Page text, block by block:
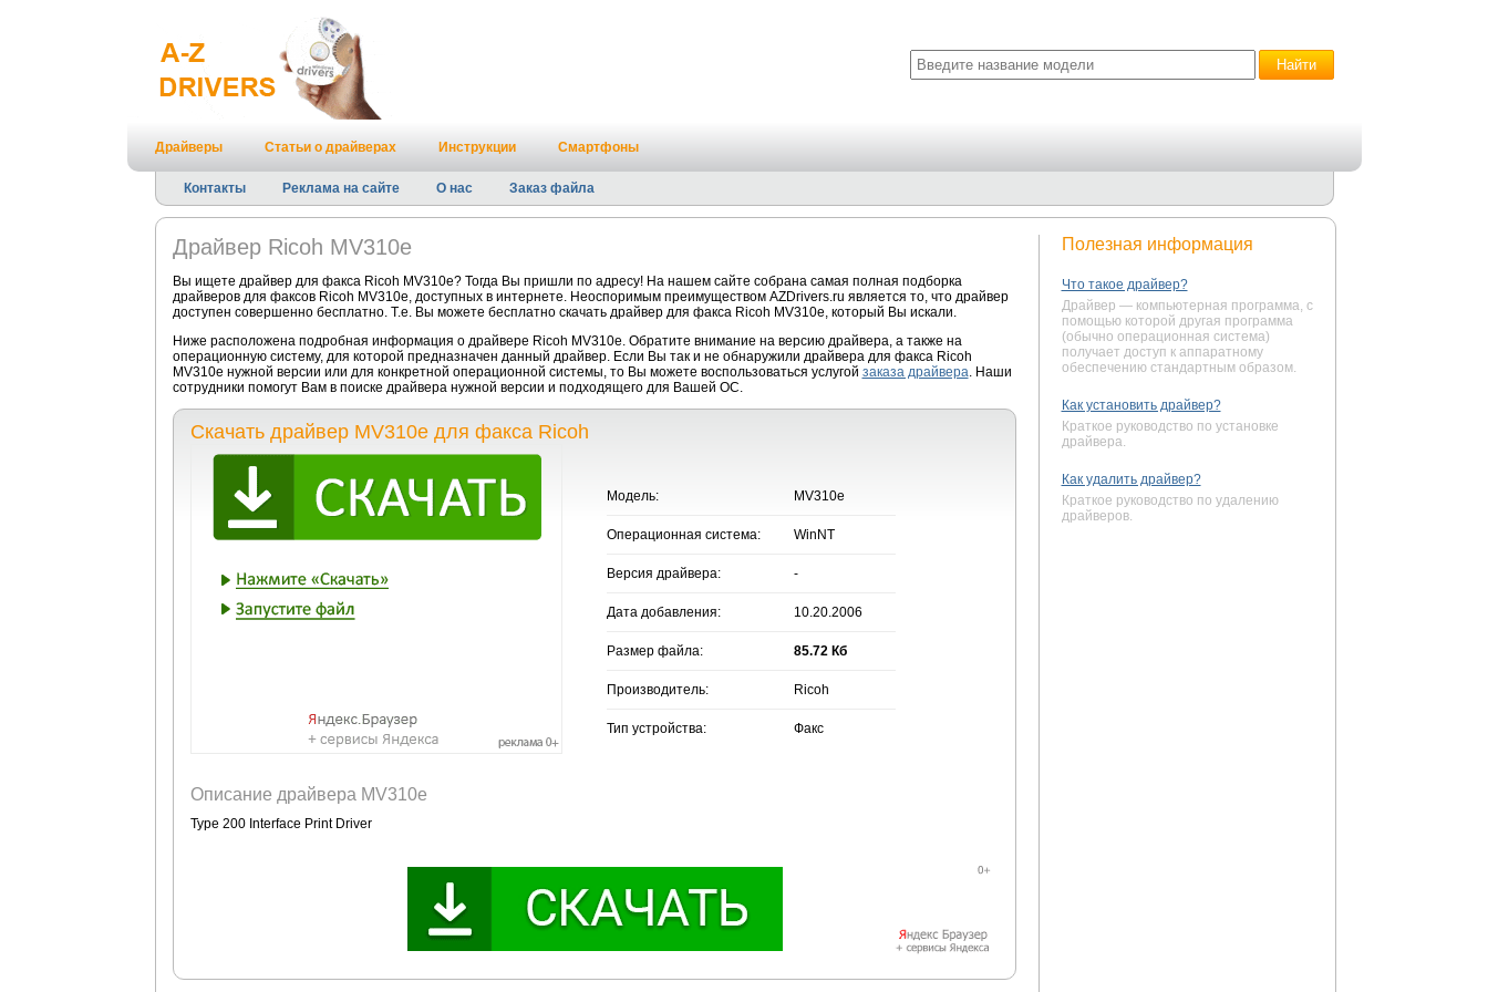
Драйверы Статьи о драйверах Инструкции Смартфоны
Контакты Реклама на сайте О нас Заказ файла
Драйвер Ricoh MV310e
Вы ищете драйвер для факса Ricoh MV310e? Тогда Вы пришли по адресу! На нашем сайте собрана самая полная подборка
драйверов для факсов Ricoh MV310e, доступных в интернете. Неоспоримым преимуществом AZDrivers.ru является то, что драйвер
доступен совершенно бесплатно. Т.е. Вы можете бесплатно скачать драйвер для факса Ricoh MV310e, который Вы искали.
Ниже расположена подробная информация о драйвере Ricoh MV310e. Обратите внимание на версию драйвера, а также на
операционную систему, для которой предназначен данный драйвер. Если Вы так и не обнаружили драйвера для факса Ricoh
MV310e нужной версии или для конкретной операционной системы, то Вы можете воспользоваться услугой заказа драйвера. Наши
сотрудники помогут Вам в поиске драйвера нужной версии и подходящего для Вашей ОС.
Скачать драйвер MV310e для факса Ricoh
Модель: MV310e
Операционная система: WinNT
Версия драйвера: -
Дата добавления: 10.20.2006
Размер файла: 85.72 Кб
Производитель: Ricoh
Тип устройства: Факс
Описание драйвера MV310e
Type 200 Interface Print Driver
Полезная информация
Что такое драйвер?
Драйвер — компьютерная программа, с
помощью которой другая программа
(обычно операционная система)
получает доступ к аппаратному
обеспечению стандартным образом.
Как установить драйвер?
Краткое руководство по установке
драйвера.
Как удалить драйвер?
Краткое руководство по удалению
драйверов.